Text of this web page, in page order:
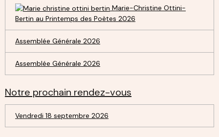
Marie-Christine Ottini-
Bertin au Printemps des Poètes 2026
Assemblée Générale 2026
Assemblée Générale 2026
Notre prochain rendez-vous
Vendredi 18 septembre 2026